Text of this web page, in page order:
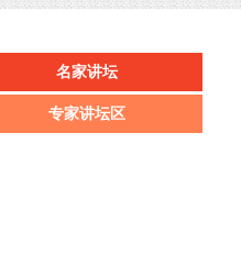
名家讲坛
专家讲坛区